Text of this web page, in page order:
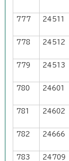
777 24511
778 24512
779 24513
780 24601
781 24602
782 24666
783 24709